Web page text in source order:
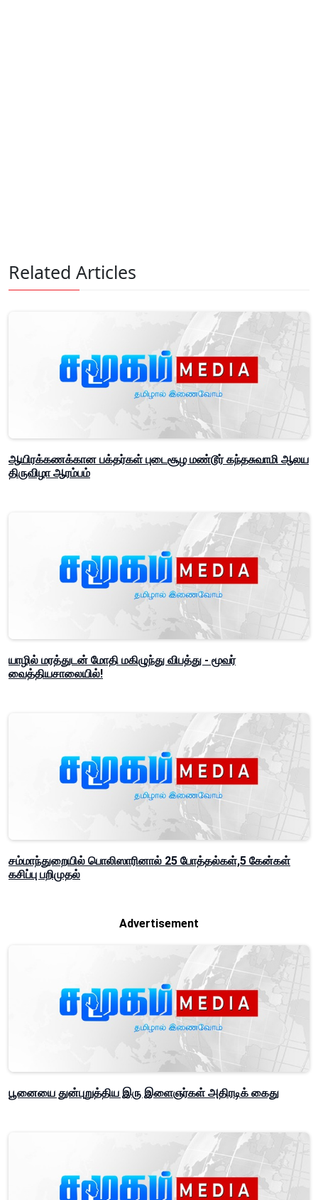
Related Articles
ஆயிரக்கணக்கான பக்தர்கள் புடைசூழ மண்டூர் கந்தசுவாமி ஆலய
திருவிழா ஆரம்பம்
யாழில் மரத்துடன் மோதி மகிழுந்து விபத்து - மூவர்
வைத்தியசாலையில்!
சம்மாந்துறையில் பொலிஸாரினால் 25 போத்தல்கள்,5 கேன்கள்
கசிப்பு பறிமுதல்
Advertisement
பூனையை துன்புறுத்திய இரு இளைஞர்கள் அதிரடிக் கைது